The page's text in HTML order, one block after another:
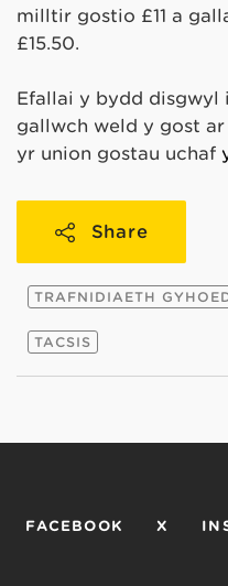
milltir gostio £11 a
£15.50.
Efallai y bydd disgwyl
gallwch weld y gost
yr union gostau uchaf
Share
TRAFNIDIAETH
TACSIS
FACEBOOK X